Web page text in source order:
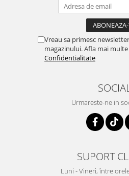
Vreau sa primesc
magazinului. Afla mai multe
Confidentialitate
SOCIAL
Urmareste-ne in
SUPORT
Luni - Vineri, între